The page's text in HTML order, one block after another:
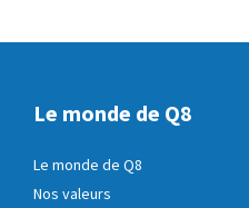
Le monde de Q8
Le monde de Q8
Nos valeurs